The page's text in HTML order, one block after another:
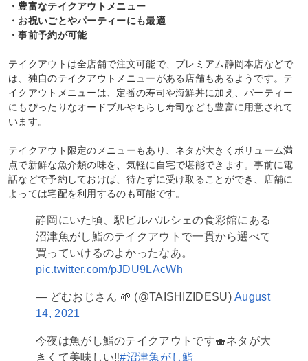
・豊富なテイクアウトメニュー
・お祝いごとやパーティーにも最適
・事前予約が可能
テイクアウトは全店舗で注文可能で、プレミアム静岡本店などで
は、独自のテイクアウトメニューがある店舗もあるようです。テ
イクアウトメニューは、定番の寿司や海鮮丼に加え、パーティー
にもぴったりなオードブルやちらし寿司なども豊富に用意されて
います。
テイクアウト限定のメニューもあり、ネタが大きくボリューム満
点で新鮮な魚介類の味を、気軽に自宅で堪能できます。事前に電
話などで予約しておけば、待たずに受け取ることができ、店舗に
よっては宅配を利用するのも可能です。
静岡にいた頃、駅ビルパルシェの食彩館にある
沼津魚がし鮨のテイクアウトで一貫から選べて
買っていけるのよかったなあ。
pic.twitter.com/pJDU9LAcWh
— どむおじさん 🌱 (@TAISHIZIDESU)August
14, 2021
今夜は魚がし鮨のテイクアウトです🍣ネタが大
きくて美味しい‼️#沼津魚がし鮨